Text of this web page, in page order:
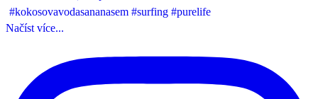
Načíst více...